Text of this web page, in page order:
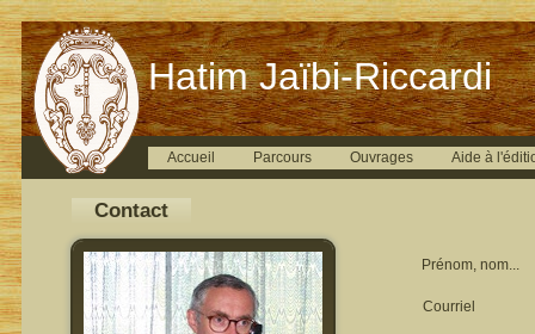
Hatim Jaïbi-Riccardi
Accueil Parcours Ouvrages Aide à
Contact
Prénom, nom...
Courriel